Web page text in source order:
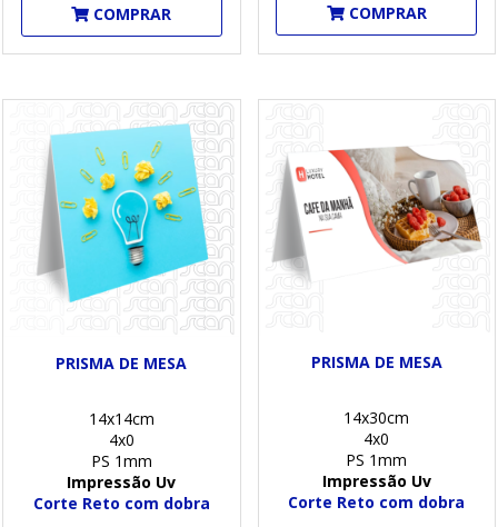
COMPRAR COMPRAR
PRISMA DE MESA
14x14cm
4x0
PS 1mm
Impressão Uv
Corte Reto com dobra
PRISMA DE MESA
14x30cm
4x0
PS 1mm
Impressão Uv
Corte Reto com dobra